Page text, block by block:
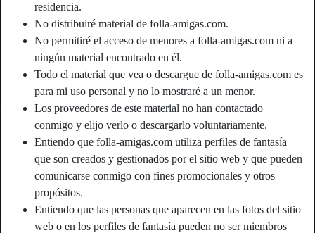
residencia.
No distribuiré material de folla-amigas.com.
No permitiré el acceso de menores a folla-amigas.com ni a
ningún material encontrado en él.
Todo el material que vea o descargue de folla-amigas.com es
para mi uso personal y no lo mostraré a un menor.
Los proveedores de este material no han contactado
conmigo y elijo verlo o descargarlo voluntariamente.
Entiendo que folla-amigas.com utiliza perfiles de fantasía
que son creados y gestionados por el sitio web y que pueden
comunicarse conmigo con fines promocionales y otros
propósitos.
Entiendo que las personas que aparecen en las fotos del sitio
web o en los perfiles de fantasía pueden no ser miembros
Provincia:
Género:
Hombre
Color de cabello:
Castaña
Color de ojos:
Marrón
Afeitado:
trimmed
Descripción
Me gusta las mujeres decidirás
Está buscando
Mujer, Caucásico, 36-54